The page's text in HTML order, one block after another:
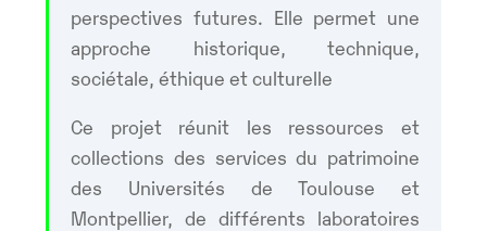
perspectives futures. Elle permet une
approche historique, technique,
sociétale, éthique et culturelle
Ce projet réunit les ressources et
collections des services du patrimoine
des Universités de Toulouse et
Montpellier, de différents laboratoires